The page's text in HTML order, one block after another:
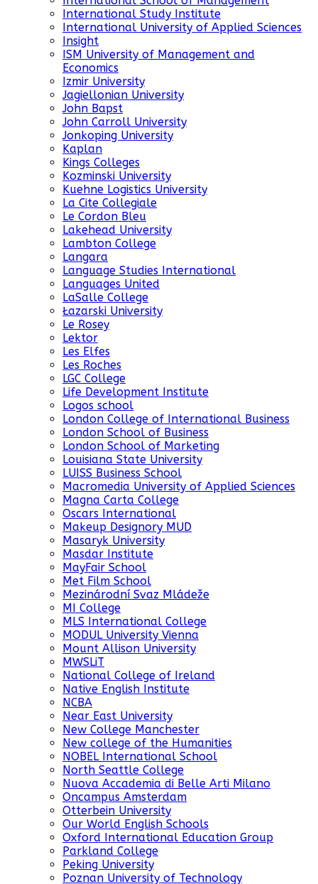
International Study Institute
International University of Applied Sciences
Insight
ISM University of Management and
Economics
Izmir University
Jagiellonian University
John Bapst
John Carroll University
Jonkoping University
Kaplan
Kings Colleges
Kozminski University
Kuehne Logistics University
La Cite Collegiale
Le Cordon Bleu
Lakehead University
Lambton College
Langara
Language Studies International
Languages United
LaSalle College
Łazarski University
Le Rosey
Lektor
Les Elfes
Les Roches
LGC College
Life Development Institute
Logos school
London College of International Business
London School of Business
London School of Marketing
Louisiana State University
LUISS Business School
Macromedia University of Applied Sciences
Magna Carta College
Oscars International
Makeup Designory MUD
Masaryk University
Masdar Institute
MayFair School
Met Film School
Mezinárodní Svaz Mládeže
MI College
MLS International College
MODUL University Vienna
Mount Allison University
MWSLiT
National College of Ireland
Native English Institute
NCBA
Near East University
New College Manchester
New college of the Humanities
NOBEL International School
North Seattle College
Nuova Accademia di Belle Arti Milano
Oncampus Amsterdam
Otterbein University
Our World English Schools
Oxford International Education Group
Parkland College
Peking University
Poznan University of Technology